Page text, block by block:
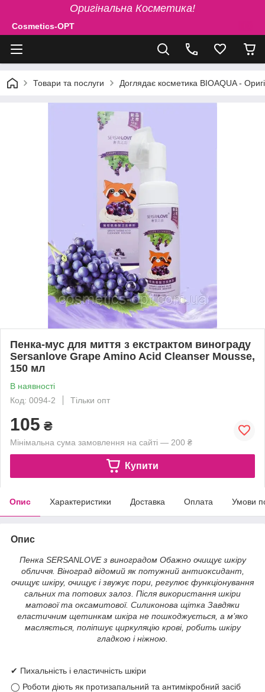
Оригінальна Косметика!
Cosmetics-OPT
Товари та послуги Доглядає косметика BIOAQUA -
Пенка-мус для миття з екстрактом винограду
Sersanlove Grape Amino Acid Cleanser Mousse,
150 мл
В наявності
Код: 0094-2
Тільки опт
105 ₴
Мінімальна сума замовлення на сайті — 200 ₴
Купити
Опис Характеристики Доставка Оплата Умови
Опис
Пенка SERSANLOVE з виноградом Обажно очищує шкіру
обличчя. Віноград відомий як потужний антиоксидант,
очищує шкіру, очищує і звужує пори, регулює функціонування
сальних та потових залоз. Після використання шкіри
матової та оксамитової. Силиконова щітка Завдяки
еластичним щетинкам шкіра не пошкоджується, а м’яко
масляється, поліпшує циркуляцію крові, робить шкіру
гладкою і ніжною.
✔ Пихальність і еластичність шкіри
◯ Роботи діють як протизапальний та антимікробний засіб